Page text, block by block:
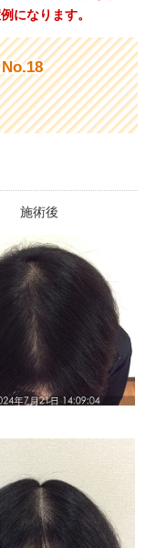
になります。
施術後